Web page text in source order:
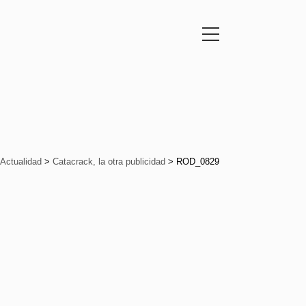
Actualidad > Catacrack, la otra publicidad > ROD_0829